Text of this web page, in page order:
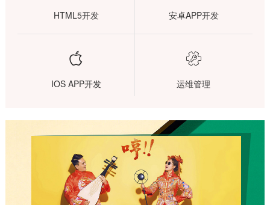
HTML5开发 安卓APP开发

IOS APP开发

运维管理